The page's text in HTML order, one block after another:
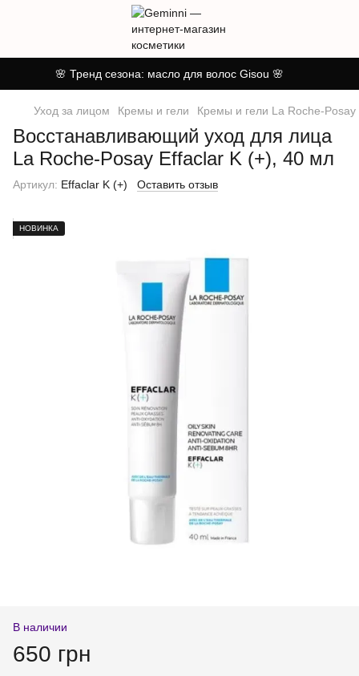
🌸 Тренд сезона: масло для волос Gisou 🌸
Уход за лицом Кремы и гели Кремы и гели La Roche-Posay
Восстанавливающий уход для лица
La Roche-Posay Effaclar K (+), 40 мл
Артикул: Effaclar K (+) Оставить отзыв
НОВИНКА
В наличии
650 грн